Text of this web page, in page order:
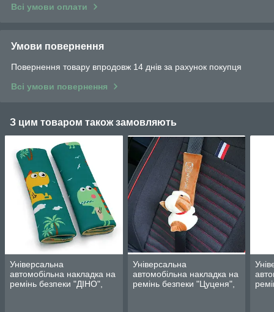
Всі умови оплати
Умови повернення
Повернення товару впродовж 14 днів за рахунок покупця
Всі умови повернення
З цим товаром також замовляють
Універсальна
автомобільна накладка на
ремінь безпеки "ДІНО",
Універсальна
автомобільна накладка на
ремінь безпеки "Цуценя",